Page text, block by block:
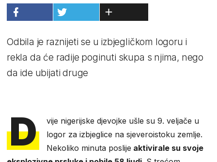
Odbila je raznijeti se u izbjegličkom logoru i
rekla da će radije poginuti skupa s njima, nego
da ide ubijati druge
D
vije nigerijske djevojke ušle su 9. veljače u
logor za izbjeglice na sjeveroistoku zemlje.
Nekoliko minuta poslije aktivirale su svoje